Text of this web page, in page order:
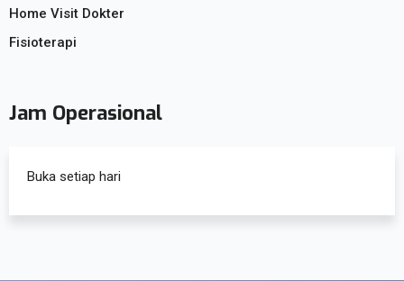
Home Visit Dokter
Fisioterapi
Jam Operasional
Buka setiap hari